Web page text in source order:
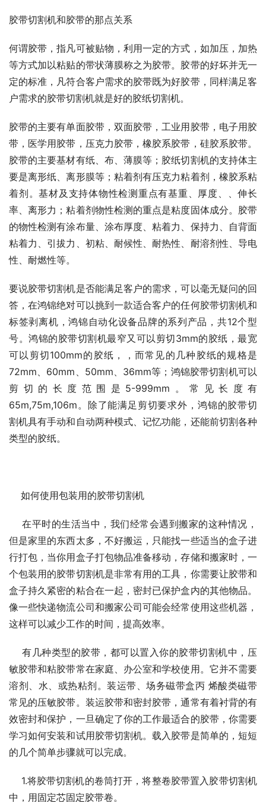
胶带切割机和胶带的那点关系
何谓胶带，指凡可被贴物，利用一定的方式，如加压，加热
等方式加以粘贴的带状薄膜称之为胶带。胶带的好坏并无一
定的标准，凡符合客户需求的胶带既为好胶带，同样满足客
户需求的胶带切割机就是好的胶纸切割机。
胶带的主要有单面胶带，双面胶带，工业用胶带，电子用胶
带，医学用胶带，压克力胶带，橡胶系胶带，硅胶系胶带。
胶带的主要基材有纸、布、薄膜等；胶纸切割机的支持体主
要是离形纸、离形膜等；粘着剂有压克力粘着剂，橡胶系粘
着剂。基材及支持体物性检测重点有基重、厚度、、伸长
率、离形力；粘着剂物性检测的重点是粘度固体成分。胶带
的物性检测有涂布量、涂布厚度、粘着力、保持力、自背面
粘着力、引拔力、初粘、耐候性、耐热性、耐溶剂性、导电
性、耐燃性等。
要说胶带切割机是否能满足客户的需求，可以毫无疑问的回
答，在鸿锦绝对可以挑到一款适合客户的任何胶带切割机和
标签剥离机，鸿锦自动化设备品牌的系列产品，共12个型
号。鸿锦的胶带切割机最窄又可以剪切3mm的胶纸，最宽
可以剪切100mm的胶纸，，而常见的几种胶纸的规格是
72mm、60mm、50mm、36mm等；鸿锦胶带切割机可以
剪切的长度范围是5-999mm。常见长度有
65m,75m,106m。除了能满足剪切要求外，鸿锦的胶带切
割机具有手动和自动两种模式、记忆功能，还能前切割各种
类型的胶纸。
    如何使用包装用的胶带切割机
但是家里的东西太多，不好搬运，只能找一些适当的盒子进
行打包，当你用盒子打包物品准备移动，存储和搬家时，一
个包装用的胶带切割机是非常有用的工具，你需要让胶带和
盒子持久紧密的粘合在一起，密封已保护盒内的其他物品。
像一些快递物流公司和搬家公司可能会经常使用这些机器，
这样可以减少工作的时间，提高效率。
敏胶带和粘胶带常在家庭、办公室和学校使用。它并不需要
溶剂、水、或热粘剂。装运带、场务磁带盒丙 烯酸类磁带
常见的压敏胶带。装运胶带和密封胶带，通常有着衬背的有
效密封和保护，一旦确定了你的工作最适合的胶带，你需要
学习如何安装和试用胶带切割机。载入胶带是简单的，短短
的几个简单步骤就可以完成。
中，用固定芯固定胶带卷。